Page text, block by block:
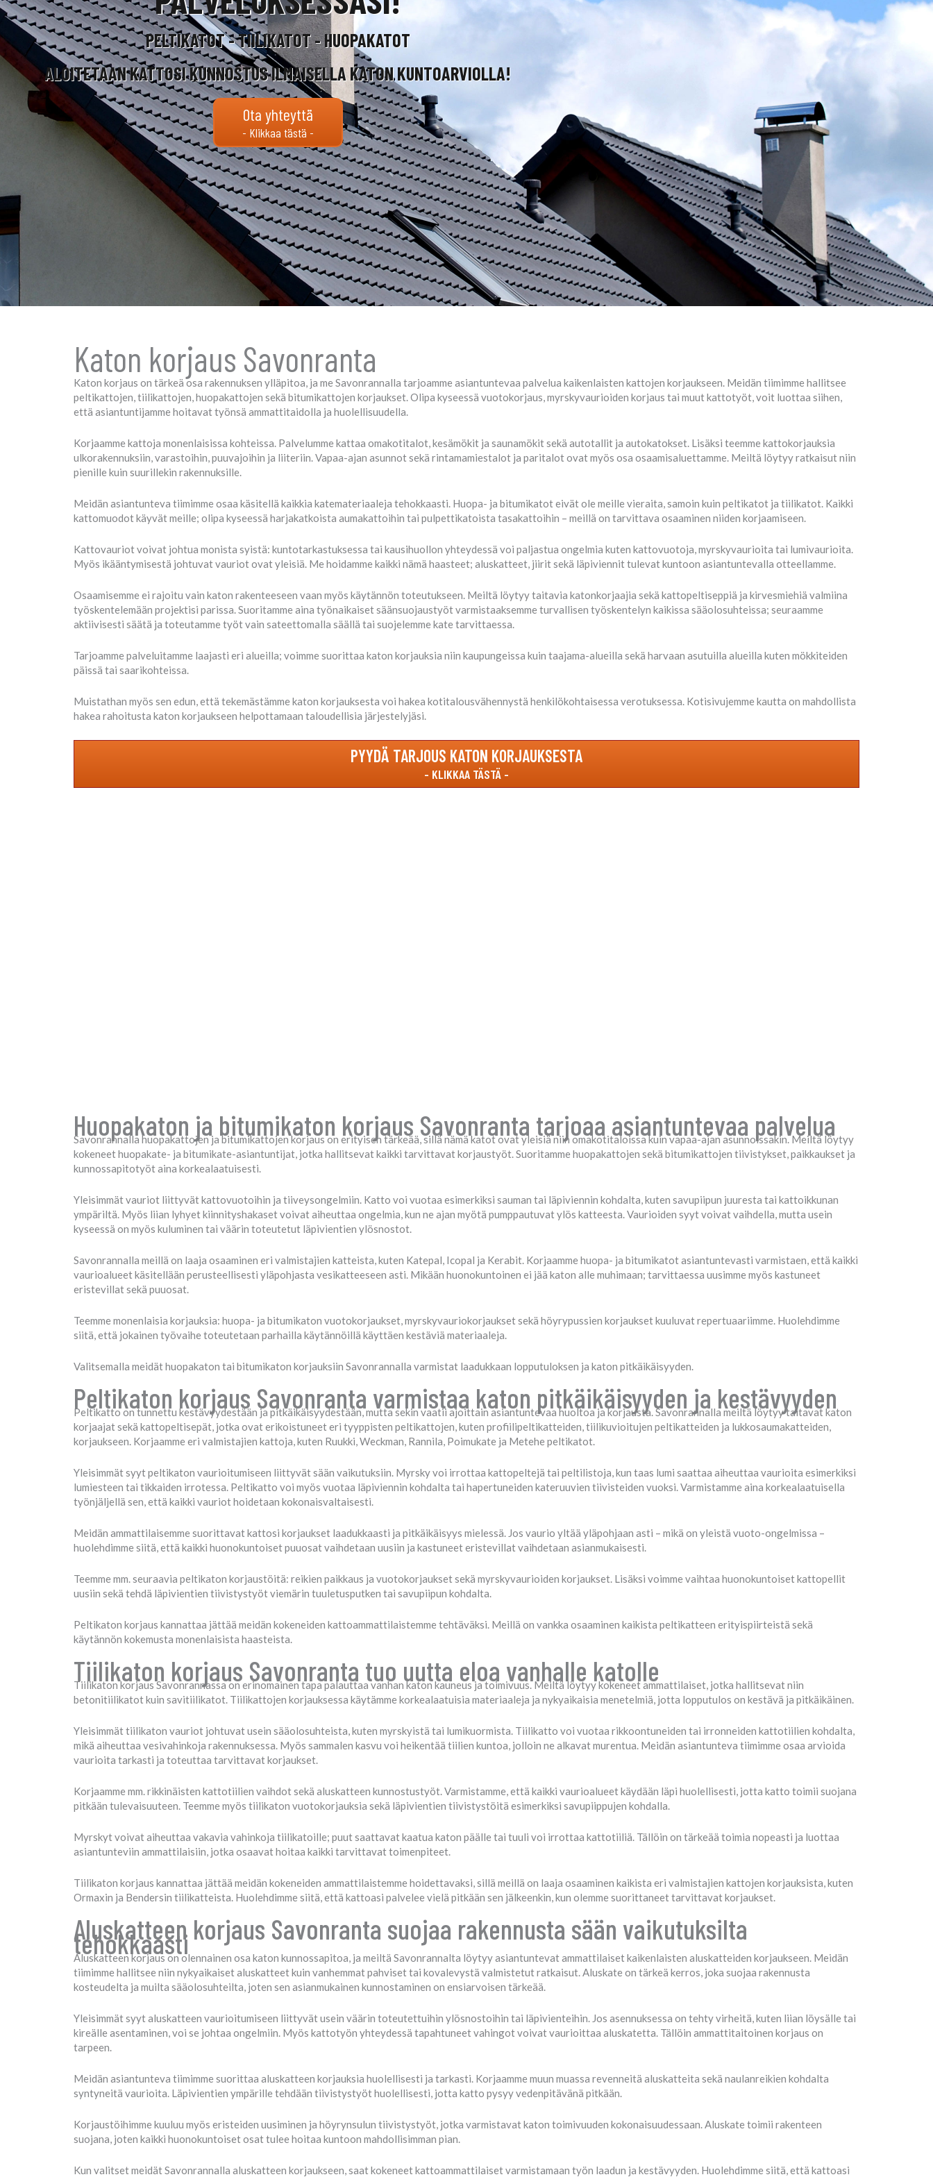
PELTIKATOT - TIILIKATOT - HUOPAKATOT
ALOITETAAN KATTOSI KUNNOSTUS ILMAISELLA KATON KUNTOARVIOLLA!
Ota yhteyttä
Katon korjaus Savonranta
Katon korjaus on tärkeä osa rakennuksen ylläpitoa, ja me Savonrannalla tarjoamme asiantuntevaa palvelua kaikenlaisten kattojen korjaukseen. Meidän tiimimme hallitsee
peltikattojen, tiilikattojen, huopakattojen sekä bitumikattojen korjaukset. Olipa kyseessä vuotokorjaus, myrskyvaurioiden korjaus tai muut kattotyöt, voit luottaa siihen,
että asiantuntijamme hoitavat työnsä ammattitaidolla ja huolellisuudella.
Korjaamme kattoja monenlaisissa kohteissa. Palvelumme kattaa omakotitalot, kesämökit ja saunamökit sekä autotallit ja autokatokset. Lisäksi teemme kattokorjauksia
ulkorakennuksiin, varastoihin, puuvajoihin ja liiteriin. Vapaa-ajan asunnot sekä rintamamiestalot ja paritalot ovat myös osa osaamisaluettamme. Meiltä löytyy ratkaisut niin
pienille kuin suurillekin rakennuksille.
Meidän asiantunteva tiimimme osaa käsitellä kaikkia katemateriaaleja tehokkaasti. Huopa- ja bitumikatot eivät ole meille vieraita, samoin kuin peltikatot ja tiilikatot. Kaikki
kattomuodot käyvät meille; olipa kyseessä harjakatkoista aumakattoihin tai pulpettikatoista tasakattoihin – meillä on tarvittava osaaminen niiden korjaamiseen.
Kattovauriot voivat johtua monista syistä: kuntotarkastuksessa tai kausihuollon yhteydessä voi paljastua ongelmia kuten kattovuotoja, myrskyvaurioita tai lumivaurioita.
Myös ikääntymisestä johtuvat vauriot ovat yleisiä. Me hoidamme kaikki nämä haasteet; aluskatteet, jiirit sekä läpiviennit tulevat kuntoon asiantuntevalla otteellamme.
Osaamisemme ei rajoitu vain katon rakenteeseen vaan myös käytännön toteutukseen. Meiltä löytyy taitavia katonkorjaajia sekä kattopeltiseppiä ja kirvesmiehiä valmiina
työskentelemään projektisi parissa. Suoritamme aina työnaikaiset säänsuojaustyöt varmistaaksemme turvallisen työskentelyn kaikissa sääolosuhteissa; seuraamme
aktiivisesti säätä ja toteutamme työt vain sateettomalla säällä tai suojelemme kate tarvittaessa.
Tarjoamme palveluitamme laajasti eri alueilla; voimme suorittaa katon korjauksia niin kaupungeissa kuin taajama-alueilla sekä harvaan asutuilla alueilla kuten mökkiteiden
päissä tai saarikohteissa.
Muistathan myös sen edun, että tekemästämme katon korjauksesta voi hakea kotitalousvähennystä henkilökohtaisessa verotuksessa. Kotisivujemme kautta on mahdollista
hakea rahoitusta katon korjaukseen helpottamaan taloudellisia järjestelyjäsi.
PYYDÄ TARJOUS KATON KORJAUKSESTA
Huopakaton ja bitumikaton korjaus Savonranta tarjoaa asiantuntevaa palvelua
Savonrannalla huopakattojen ja bitumikattojen korjaus on erityisen tärkeää, sillä nämä katot ovat yleisiä niin omakotitaloissa kuin vapaa-ajan asunnoissakin. Meiltä löytyy
kokeneet huopakate- ja bitumikate-asiantuntijat, jotka hallitsevat kaikki tarvittavat korjaustyöt. Suoritamme huopakattojen sekä bitumikattojen tiivistykset, paikkaukset ja
kunnossapitotyöt aina korkealaatuisesti.
Yleisimmät vauriot liittyvät kattovuotoihin ja tiiveysongelmiin. Katto voi vuotaa esimerkiksi sauman tai läpiviennin kohdalta, kuten savupiipun juuresta tai kattoikkunan
ympäriltä. Myös liian lyhyet kiinnityshakaset voivat aiheuttaa ongelmia, kun ne ajan myötä pumppautuvat ylös katteesta. Vaurioiden syyt voivat vaihdella, mutta usein
kyseessä on myös kuluminen tai väärin toteutetut läpivientien ylösnostot.
Savonrannalla meillä on laaja osaaminen eri valmistajien katteista, kuten Katepal, Icopal ja Kerabit. Korjaamme huopa- ja bitumikatot asiantuntevasti varmistaen, että kaikki
vaurioalueet käsitellään perusteellisesti yläpohjasta vesikatteeseen asti. Mikään huonokuntoinen ei jää katon alle muhimaan; tarvittaessa uusimme myös kastuneet
eristevillat sekä puuosat.
Teemme monenlaisia korjauksia: huopa- ja bitumikaton vuotokorjaukset, myrskyvauriokorjaukset sekä höyrypussien korjaukset kuuluvat repertuaariimme. Huolehdimme
siitä, että jokainen työvaihe toteutetaan parhailla käytännöillä käyttäen kestäviä materiaaleja.
Valitsemalla meidät huopakaton tai bitumikaton korjauksiin Savonrannalla varmistat laadukkaan lopputuloksen ja katon pitkäikäisyyden.
Peltikaton korjaus Savonranta varmistaa katon pitkäikäisyyden ja kestävyyden
Peltikatto on tunnettu kestävyydestään ja pitkäikäisyydestään, mutta sekin vaatii ajoittain asiantuntevaa huoltoa ja korjausta. Savonrannalla meiltä löytyy taitavat katon
korjaajat sekä kattopeltisepät, jotka ovat erikoistuneet eri tyyppisten peltikattojen, kuten profiilipeltikatteiden, tiilikuvioitujen peltikatteiden ja lukkosaumakatteiden,
korjaukseen. Korjaamme eri valmistajien kattoja, kuten Ruukki, Weckman, Rannila, Poimukate ja Metehe peltikatot.
Yleisimmät syyt peltikaton vaurioitumiseen liittyvät sään vaikutuksiin. Myrsky voi irrottaa kattopeltejä tai peltilistoja, kun taas lumi saattaa aiheuttaa vaurioita esimerkiksi
lumiesteen tai tikkaiden irrotessa. Peltikatto voi myös vuotaa läpiviennin kohdalta tai hapertuneiden kateruuvien tiivisteiden vuoksi. Varmistamme aina korkealaatuisella
työnjäljellä sen, että kaikki vauriot hoidetaan kokonaisvaltaisesti.
Meidän ammattilaisemme suorittavat kattosi korjaukset laadukkaasti ja pitkäikäisyys mielessä. Jos vaurio yltää yläpohjaan asti – mikä on yleistä vuoto-ongelmissa –
huolehdimme siitä, että kaikki huonokuntoiset puuosat vaihdetaan uusiin ja kastuneet eristevillat vaihdetaan asianmukaisesti.
Teemme mm. seuraavia peltikaton korjaustöitä: reikien paikkaus ja vuotokorjaukset sekä myrskyvaurioiden korjaukset. Lisäksi voimme vaihtaa huonokuntoiset kattopellit
uusiin sekä tehdä läpivientien tiivistystyöt viemärin tuuletusputken tai savupiipun kohdalta.
Peltikaton korjaus kannattaa jättää meidän kokeneiden kattoammattilaistemme tehtäväksi. Meillä on vankka osaaminen kaikista peltikatteen erityispiirteistä sekä
käytännön kokemusta monenlaisista haasteista.
Tiilikaton korjaus Savonranta tuo uutta eloa vanhalle katolle
Tiilikaton korjaus Savonrannassa on erinomainen tapa palauttaa vanhan katon kauneus ja toimivuus. Meiltä löytyy kokeneet ammattilaiset, jotka hallitsevat niin
betonitiilikatot kuin savitiilikatot. Tiilikattojen korjauksessa käytämme korkealaatuisia materiaaleja ja nykyaikaisia menetelmiä, jotta lopputulos on kestävä ja pitkäikäinen.
Yleisimmät tiilikaton vauriot johtuvat usein sääolosuhteista, kuten myrskyistä tai lumikuormista. Tiilikatto voi vuotaa rikkoontuneiden tai irronneiden kattotiilien kohdalta,
mikä aiheuttaa vesivahinkoja rakennuksessa. Myös sammalen kasvu voi heikentää tiilien kuntoa, jolloin ne alkavat murentua. Meidän asiantunteva tiimimme osaa arvioida
vaurioita tarkasti ja toteuttaa tarvittavat korjaukset.
Korjaamme mm. rikkinäisten kattotiilien vaihdot sekä aluskatteen kunnostustyöt. Varmistamme, että kaikki vaurioalueet käydään läpi huolellisesti, jotta katto toimii suojana
pitkään tulevaisuuteen. Teemme myös tiilikaton vuotokorjauksia sekä läpivientien tiivistystöitä esimerkiksi savupiippujen kohdalla.
Myrskyt voivat aiheuttaa vakavia vahinkoja tiilikatoille; puut saattavat kaatua katon päälle tai tuuli voi irrottaa kattotiiliä. Tällöin on tärkeää toimia nopeasti ja luottaa
asiantunteviin ammattilaisiin, jotka osaavat hoitaa kaikki tarvittavat toimenpiteet.
Tiilikaton korjaus kannattaa jättää meidän kokeneiden ammattilaistemme hoidettavaksi, sillä meillä on laaja osaaminen kaikista eri valmistajien kattojen korjauksista, kuten
Ormaxin ja Bendersin tiilikatteista. Huolehdimme siitä, että kattoasi palvelee vielä pitkään sen jälkeenkin, kun olemme suorittaneet tarvittavat korjaukset.
Aluskatteen korjaus Savonranta suojaa rakennusta sään vaikutuksilta
tehokkaasti
Aluskatteen korjaus on olennainen osa katon kunnossapitoa, ja meiltä Savonrannalta löytyy asiantuntevat ammattilaiset kaikenlaisten aluskatteiden korjaukseen. Meidän
tiimimme hallitsee niin nykyaikaiset aluskatteet kuin vanhemmat pahviset tai kovalevystä valmistetut ratkaisut. Aluskate on tärkeä kerros, joka suojaa rakennusta
kosteudelta ja muilta sääolosuhteilta, joten sen asianmukainen kunnostaminen on ensiarvoisen tärkeää.
Yleisimmät syyt aluskatteen vaurioitumiseen liittyvät usein väärin toteutettuihin ylösnostoihin tai läpivienteihin. Jos asennuksessa on tehty virheitä, kuten liian löysälle tai
kireälle asentaminen, voi se johtaa ongelmiin. Myös kattotyön yhteydessä tapahtuneet vahingot voivat vaurioittaa aluskatetta. Tällöin ammattitaitoinen korjaus on
tarpeen.
Meidän asiantunteva tiimimme suorittaa aluskatteen korjauksia huolellisesti ja tarkasti. Korjaamme muun muassa revenneitä aluskatteita sekä naulanreikien kohdalta
syntyneitä vaurioita. Läpivientien ympärille tehdään tiivistystyöt huolellisesti, jotta katto pysyy vedenpitävänä pitkään.
Korjaustöihimme kuuluu myös eristeiden uusiminen ja höyrynsulun tiivistystyöt, jotka varmistavat katon toimivuuden kokonaisuudessaan. Aluskate toimii rakenteen
suojana, joten kaikki huonokuntoiset osat tulee hoitaa kuntoon mahdollisimman pian.
Kun valitset meidät Savonrannalla aluskatteen korjaukseen, saat kokeneet kattoammattilaiset varmistamaan työn laadun ja kestävyyden. Huolehdimme siitä, että kattoasi